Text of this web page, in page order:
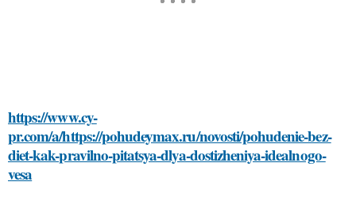
https://www.cy-
pr.com/a/https://pohudeymax.ru/novosti/pohudenie-bez-
diet-kak-pravilno-pitatsya-dlya-dostizheniya-idealnogo-
vesa